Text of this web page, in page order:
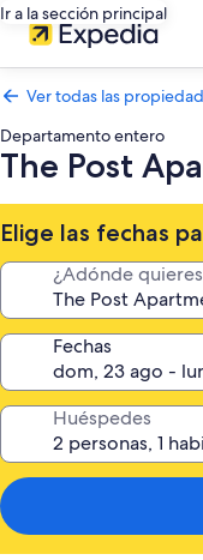
Ir a la sección principal
Ver todas las
Departamento entero
The Post
Elige las fechas
¿Adónde
Fechas
Huéspedes